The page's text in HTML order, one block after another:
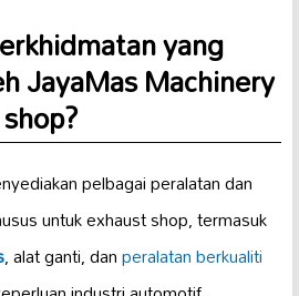
yang
JayaMas Machinery
pelbagai peralatan dan
untuk exhaust shop, termasuk
, alat ganti, danperalatan berkualiti